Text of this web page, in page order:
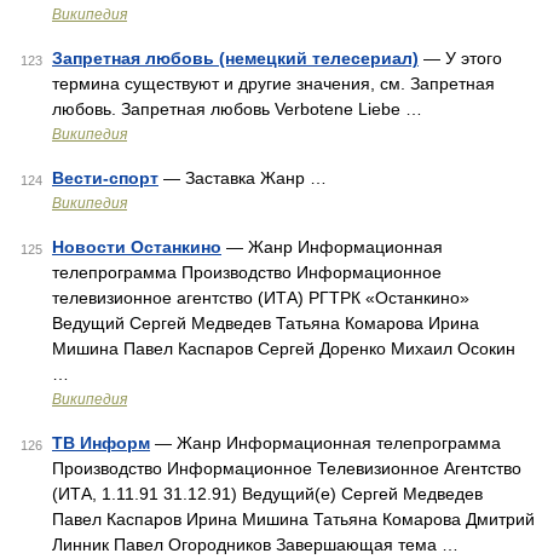
Википедия
123 Запретная любовь (немецкий телесериал) — У этого
термина существуют и другие значения, см. Запретная
любовь. Запретная любовь Verbotene Liebe …
Википедия
124 Вести-спорт — Заставка Жанр …
Википедия
125 Новости Останкино — Жанр Информационная
телепрограмма Производство Информационное
телевизионное агентство (ИТА) РГТРК «Останкино»
Ведущий Сергей Медведев Татьяна Комарова Ирина
Мишина Павел Каспаров Сергей Доренко Михаил Осокин
Википедия
126 ТВ Информ — Жанр Информационная телепрограмма
Производство Информационное Телевизионное Агентство
(ИТА, 1.11.91 31.12.91) Ведущий(е) Сергей Медведев
Павел Каспаров Ирина Мишина Татьяна Комарова Дмитрий
Линник Павел Огородников Завершающая тема …